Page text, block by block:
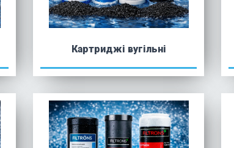
Картриджі вугільні